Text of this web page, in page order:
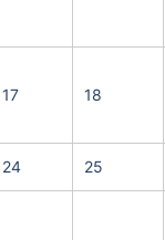
17 18
24 25